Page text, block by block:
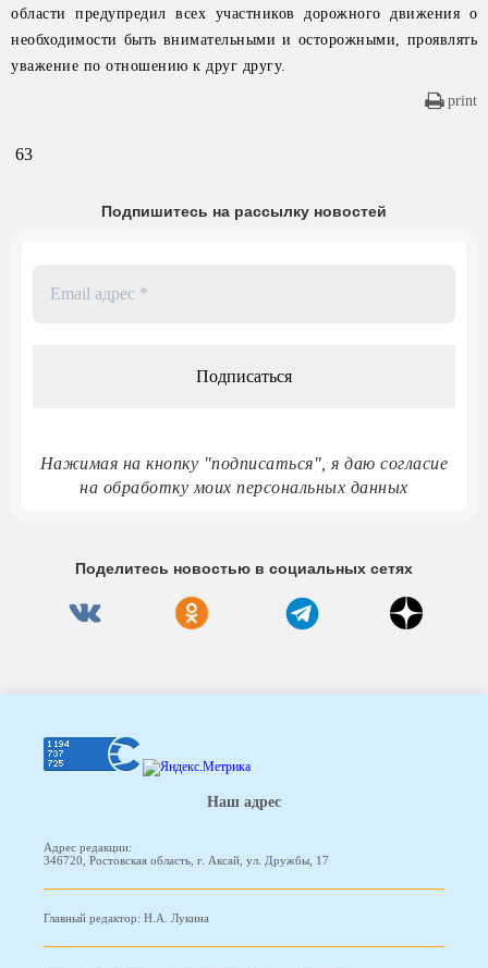
области предупредил всех участников дорожного движения о
необходимости быть внимательными и осторожными, проявлять
уважение по отношению к друг другу.
print
63
Подпишитесь на рассылку новостей
Нажимая на кнопку "подписаться", я даю согласие
на обработку моих персональных данных
Поделитесь новостью в социальных сетях
Наш адрес
Адрес редакции:
346720, Ростовская область, г. Аксай, ул. Дружбы, 17
Главный редактор: Н.А. Лукина